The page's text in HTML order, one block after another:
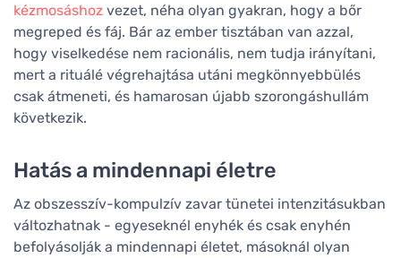
kézmosáshoz vezet, néha olyan gyakran, hogy a bőr
megreped és fáj. Bár az ember tisztában van azzal,
hogy viselkedése nem racionális, nem tudja irányítani,
mert a rituálé végrehajtása utáni megkönnyebbülés
csak átmeneti, és hamarosan újabb szorongáshullám
következik.
Hatás a mindennapi életre
Az obszesszív-kompulzív zavar tünetei intenzitásukban
változhatnak - egyeseknél enyhék és csak enyhén
befolyásolják a mindennapi életet, másoknál olyan